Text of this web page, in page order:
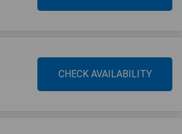
CHECK AVAILABILITY